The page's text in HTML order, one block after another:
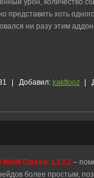
представить хоть
ни разу этим
| Добавил: kakttooz |
Classic 1.13.2 –
более простым,